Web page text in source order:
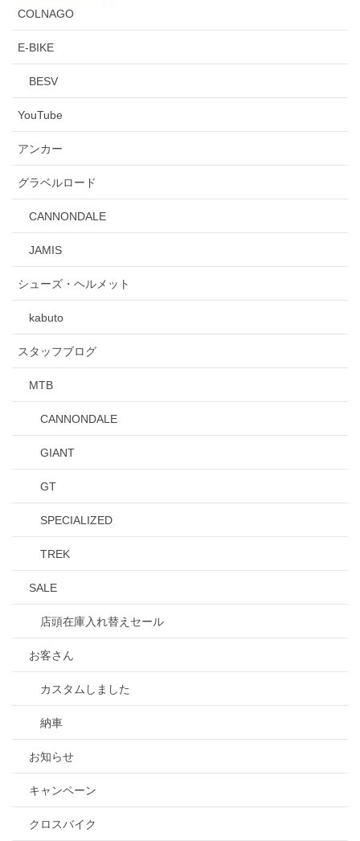
COLNAGO
E-BIKE
BESV
YouTube
アンカー
グラベルロード
CANNONDALE
JAMIS
シューズ・ヘルメット
kabuto
スタッフブログ
MTB
CANNONDALE
GIANT
GT
SPECIALIZED
TREK
SALE
店頭在庫入れ替えセール
お客さん
カスタムしました
納車
お知らせ
キャンペーン
クロスバイク